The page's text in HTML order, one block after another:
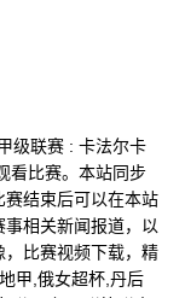
级联赛 : 卡法尔卡
看比赛。本站同步
结束后可以在本站
相关新闻报道，以
比赛视频下载，精
甲,俄女超杯,丹后